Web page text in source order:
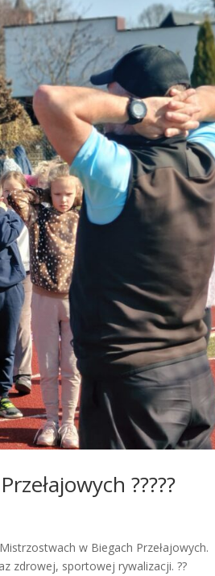
?????
w Biegach Przełajowych.
zdrowej, sportowej rywalizacji. ??